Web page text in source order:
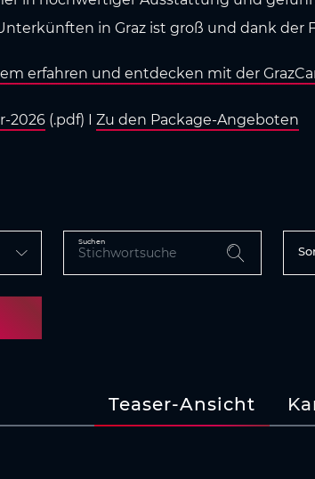
in Graz ist groß und dank
erfahren und entdecken mit der
2026 (.pdf) I Zu den Package-Angeboten
Suchen
Teaser-Ansicht